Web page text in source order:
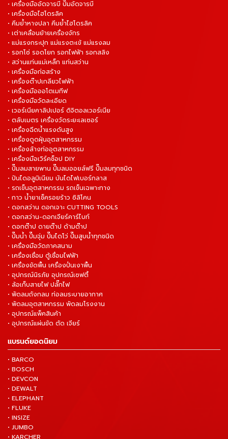
• เครื่องมืออัดจารบี ปั๊มอัดจารบี
• เครื่องมือไฮโดรลิค
• คีมย้ำหางปลา คีมย้ำไฮโดรลิค
• เต่าเคลื่อนย้ายเครื่องจักร
• แม่แรงกระปุก แม่แรงตะเข้ แม่แรงลม
• รอกโซ่ รอดโยก รอกไฟฟ้า รอกสลิง
• สว่านแท่นแม่เหล็ก แท่นสว่าน
• เครื่องมือก่อสร้าง
• เครื่องต๊าปเกลียวไฟฟ้า
• เครื่องมือออโตเมทีฟ
• เครื่องมือวัดละเอียด
• เวอร์เนียคาลิปเปอร์ ดิจิตอลเวอร์เนีย
• ตลับเมตร เครื่องวัดระยะเลเซอร์
• เครื่องฉีดน้ำแรงดันสูง
• เครื่องดูดฝุ่นอุตสาหกรรม
• เครื่องล้างท่ออุตสาหกรรม
• เครื่องมือเวิร์คช็อป DIY
• ปั๊มลมสายพาน ปั๊มลมออยล์ฟรี ปั๊มลมทุกชนิด
• ปันไดอลูมิเนียม บันไดไฟเบอร์กลาส
• รถเข็นอุตสาหกรรม รถเข็นเฉพาะทาง
• กาว น้ำยาเช็ครอยร้าว ซิลิโคน
• ดอกสว่าน ดอกเจาะ CUTTING TOOLS
• ดอกสว่าน-ดอกเจียร์คาร์ไบท์
• ดอกต๊าป ดายต๊าป ด้ามต๊าป
• ปั๊มน้ำ ปั๊มจุ่ม ปั๊มไดโว่ ปั๊มสูบน้ำทุกชนิด
• เครื่องมือวัดภาคสนาม
• เครื่องเชื่อม ตู้เชื่อมไฟฟ้า
• เครื่องขัดพื้น เครื่องปั่นเงาพื้น
• อุปกรณ์นิรภัย อุปกรณ์เซฟตี้
• ล้อเก็บสายไฟ ปลั๊กไฟ
• พัดลมถังกลม ท่อลมระบายอากาศ
• พัดลมอุตสาหกรรม พัดลมโรงงาน
• อุปกรณ์แพ็คสินค้า
• อุปกรณ์แผ่นขัด ตัด เจียร์
แบรนด์ยอดนิยม
• BARCO
• BOSCH
• DEVCON
• DEWALT
• ELEPHANT
• FLUKE
• INSIZE
• JUMBO